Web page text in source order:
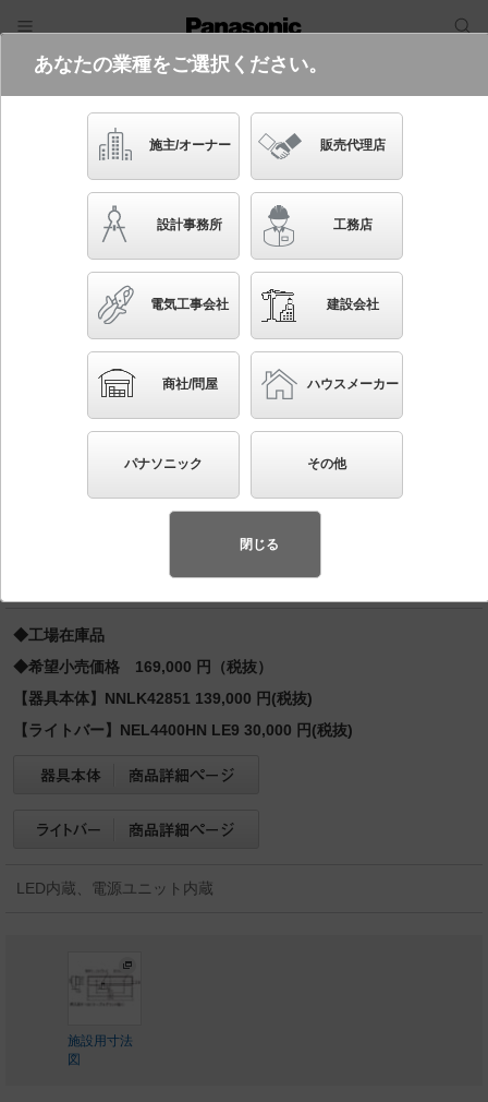
電気・建築設備（ビジネス）
フリーワード
品番・キーワード
かんたん照度計算
XFX441JHN LE9
(省エネタイプ・4000 lmタイプ・昼白
色)
クリーンルーム向け・工場、倉庫用（特殊環境用） 天
井埋込型 40形 一体型LEDベースライト ステンレス
製 パネル付型 直管形蛍光灯FLR40形2灯器具相当
FLR40形2灯・4000 lm（節電）
（長寿命・省電力のLEDを主照明にした、高品
◆工場在庫品
◆希望小売価格 169,000 円（税抜）
【器具本体】NNLK42851 139,000 円(税抜)
【ライトバー】NEL4400HN LE9 30,000 円(税抜)
LED内蔵、電源ユニット内蔵
施設用寸法
図
あなたの業種をご選択ください。
施主/オーナー 販売代理店
設計事務所 工務店
電気工事会社 建設会社
商社/問屋 ハウスメーカー
パナソニック その他
閉じる